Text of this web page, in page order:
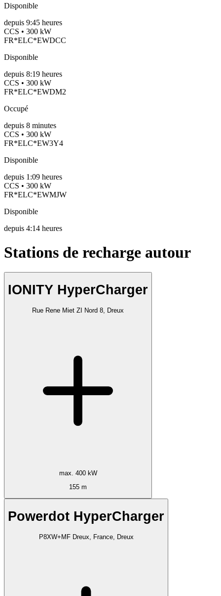
Disponible
depuis 9:45 heures
CCS • 300 kW
FR*ELC*EWDCC
Disponible
depuis 8:19 heures
CCS • 300 kW
FR*ELC*EWDM2
Occupé
depuis 8 minutes
CCS • 300 kW
FR*ELC*EW3Y4
Disponible
depuis 1:09 heures
CCS • 300 kW
FR*ELC*EWMJW
Disponible
depuis 4:14 heures
Stations de recharge autour
IONITY HyperCharger
Rue Rene Miet ZI Nord 8, Dreux
max. 400 kW
155 m
Powerdot HyperCharger
P8XW+MF Dreux, France, Dreux